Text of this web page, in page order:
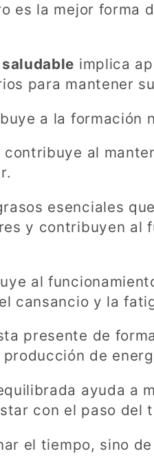
es la mejor forma
implica
para mantener
a la formación
contribuye al
esenciales
y contribuyen al
al
cansancio y la
presente de
de
ayuda a
con el paso del
el tiempo, sino